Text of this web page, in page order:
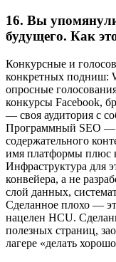
16. Вы
будущего. Как
Конкурсные и
конкретных подниш:
опросные
конкурсы Facebook,
— своя аудитория с
Программный SEO —
содержательного
имя платформы плюс
Инфраструктура для
конвейера, а не
слой данных,
Сделанное плохо —
нацелен HCU.
полезных страниц,
лагере «делать